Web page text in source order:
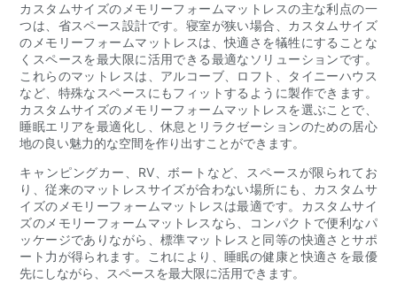
カスタムサイズのメモリーフォームマットレスの主な利点の一
つは、省スペース設計です。寝室が狭い場合、カスタムサイズ
のメモリーフォームマットレスは、快適さを犠牲にすることな
くスペースを最大限に活用できる最適なソリューションです。
これらのマットレスは、アルコーブ、ロフト、タイニーハウス
など、特殊なスペースにもフィットするように製作できます。
カスタムサイズのメモリーフォームマットレスを選ぶことで、
睡眠エリアを最適化し、休息とリラクゼーションのための居心
地の良い魅力的な空間を作り出すことができます。
キャンピングカー、RV、ボートなど、スペースが限られてお
り、従来のマットレスサイズが合わない場所にも、カスタムサ
イズのメモリーフォームマットレスは最適です。カスタムサイ
ズのメモリーフォームマットレスなら、コンパクトで便利なパ
ッケージでありながら、標準マットレスと同等の快適さとサポ
ート力が得られます。これにより、睡眠の健康と快適さを最優
先にしながら、スペースを最大限に活用できます。